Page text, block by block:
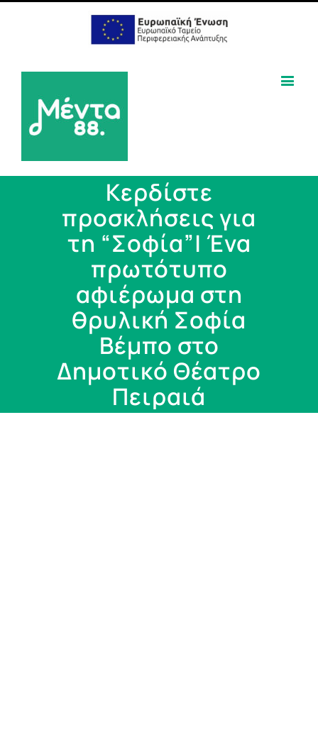
Κερδίστε
προσκλήσεις για
τη “Σοφία”| Ένα
πρωτότυπο
αφιέρωμα στη
θρυλική Σοφία
Βέμπο στο
Δημοτικό Θέατρο
Πειραιά